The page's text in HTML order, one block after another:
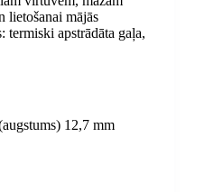
lietošanai mājās
termiski apstrādāta gaļa,
12,7 mm